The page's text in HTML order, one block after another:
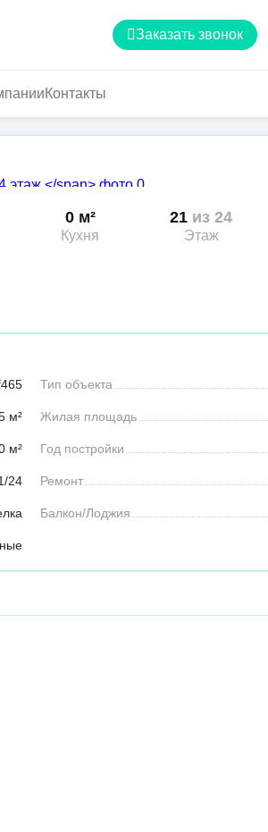
Заказать звонок
Контакты
0 м²
Кухня
21 из 24
Этаж
Тип объекта
м² Жилая площадь
м² Год постройки
24 Ремонт
Балкон/Лоджия